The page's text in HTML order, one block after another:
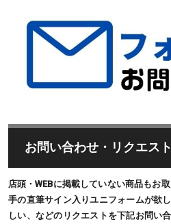
お問い合わせ・リクエス
店頭・WEBに掲載していない商品もお
手の直筆サイン入りユニフォームが欲
しい、などのリクエストを下記お問い